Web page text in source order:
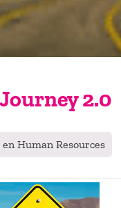
2.0
Human Resources